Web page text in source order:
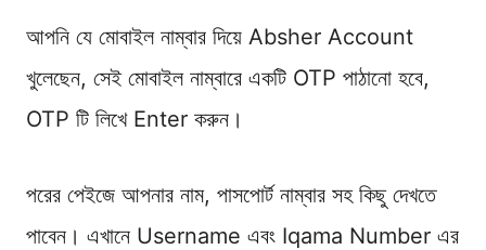
আপনি যে মোবাইল নাম্বার দিয়ে Absher Account
খুলেছেন, সেই মোবাইল নাম্বারে একটি OTP পাঠানো হবে,
OTP টি লিখে Enter করুন।
পরের পেইজে আপনার নাম, পাসপোর্ট নাম্বার সহ কিছু দেখতে
পাবেন। এখানে Username এবং Iqama Number এর